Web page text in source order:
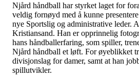
Njård håndball har styrket laget for
veldig fornøyd med å kunne
nye Sportslig og administrative leder.
Kristiansand. Han er opprinnelig
hans håndballerfaring, som spiller,
Njård håndball et løft. For øyeblikket
divisjonslag for damer, samt at han
spillutvikler.